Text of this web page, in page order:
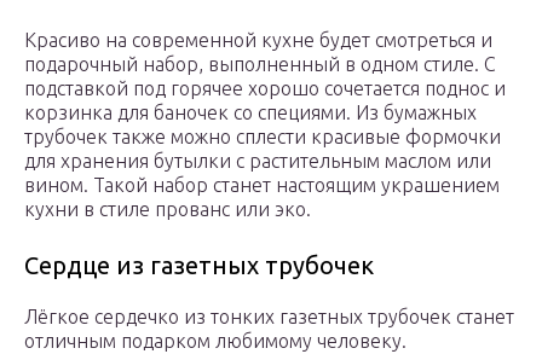
Красиво на современной кухне будет смотреться и
подарочный набор, выполненный в одном стиле. С
подставкой под горячее хорошо сочетается поднос и
корзинка для баночек со специями. Из бумажных
трубочек также можно сплести красивые формочки
для хранения бутылки с растительным маслом или
вином. Такой набор станет настоящим украшением
кухни в стиле прованс или эко.
Сердце из газетных трубочек
Лёгкое сердечко из тонких газетных трубочек станет
отличным подарком любимому человеку.